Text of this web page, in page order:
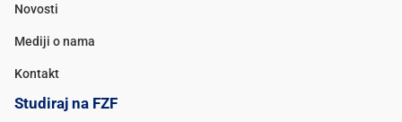
Novosti
Mediji o nama
Kontakt
Studiraj na FZF